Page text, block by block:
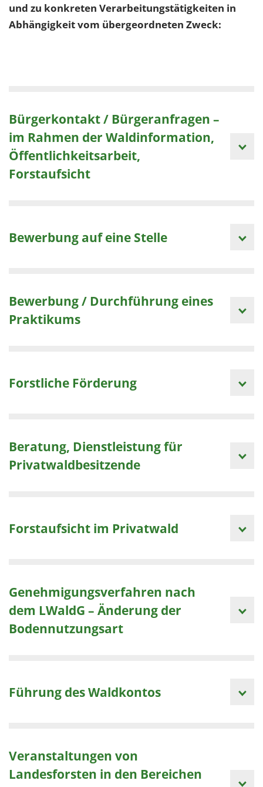
und zu konkreten Verarbeitungstätigkeiten in
Abhängigkeit vom übergeordneten Zweck:
Bürgerkontakt / Bürgeranfragen –
im Rahmen der Waldinformation,
Öffentlichkeitsarbeit,
Forstaufsicht
Bewerbung auf eine Stelle
Bewerbung / Durchführung eines
Praktikums
Forstliche Förderung
Beratung, Dienstleistung für
Privatwaldbesitzende
Forstaufsicht im Privatwald
Genehmigungsverfahren nach
dem LWaldG – Änderung der
Bodennutzungsart
Führung des Waldkontos
Veranstaltungen von
Landesforsten in den Bereichen